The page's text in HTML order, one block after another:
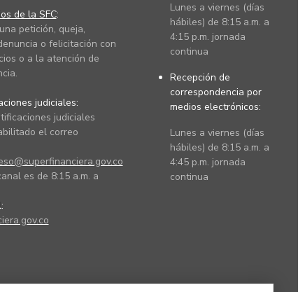
de la SFC:
petición, queja,
o felicitación con
o a la atención de
judiciales:
judiciales
el correo
es de 8:15 a.m. a
Lunes a viernes (días
hábiles) de 8:15 a.m. a
4:15 p.m. jornada
continua
Recepción de
correspondencia por
medios electrónicos:
Lunes a viernes (días
hábiles) de 8:15 a.m. a
4:45 p.m. jornada
continua